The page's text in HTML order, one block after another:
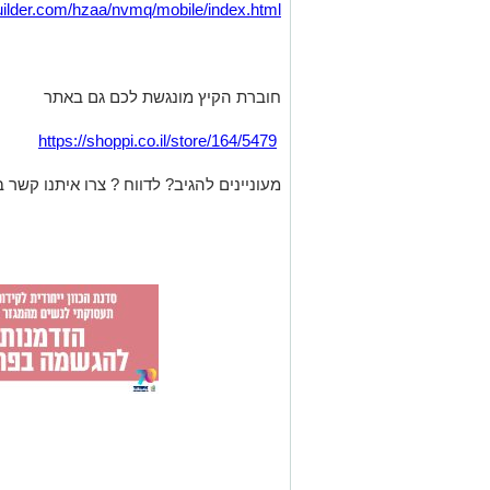
hzaa/nvmq/mobile/index.html
חוברת הקיץ מונגשת לכם גם באתר
https://shoppi.co.il/store/164/5479
מעוניינים להגיב? לדווח ? צרו איתנו קשר